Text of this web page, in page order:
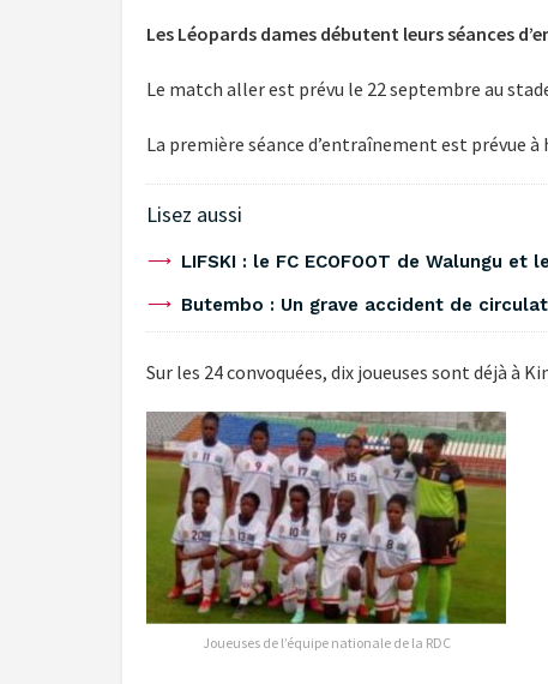
Les Léopards dames débutent leurs séances
Le match aller est prévu le 22 septembre au
La première séance d’entraînement est prévue
Lisez aussi
‎LIFSKI : le FC ECOFOOT de Walungu
‎Butembo : Un grave accident de
Sur les 24 convoquées, dix joueuses sont déjà à
Joueuses de l’équipe nationale de la RDC